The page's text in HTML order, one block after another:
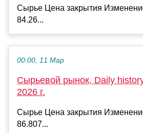
Сырье Цена закрытия
84.26...
00:00, 11 Мар
Сырьевой рынок, Daily
2026 г.
Сырье Цена закрытия
86.807...